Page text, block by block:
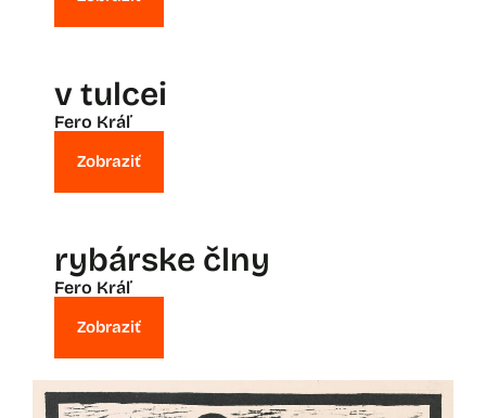
v tulcei
Fero Kráľ
Zobraziť
rybárske člny
Fero Kráľ
Zobraziť